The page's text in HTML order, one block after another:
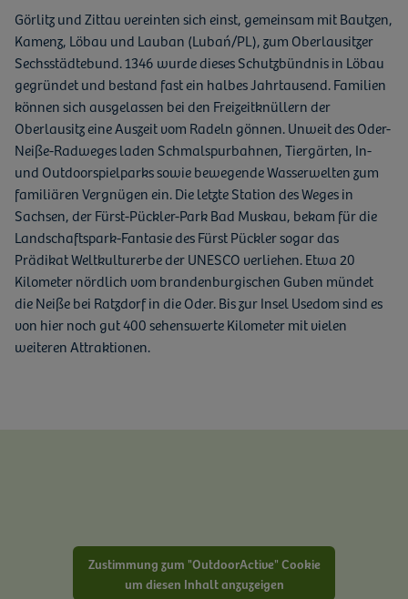
Görlitz und Zittau vereinten sich einst, gemeinsam mit Bautzen,
Kamenz, Löbau und Lauban (Lubań/PL), zum Oberlausitzer
Sechsstädtebund. 1346 wurde dieses Schutzbündnis in Löbau
gegründet und bestand fast ein halbes Jahrtausend. Familien
können sich ausgelassen bei den Freizeitknüllern der
Oberlausitz eine Auszeit vom Radeln gönnen. Unweit des Oder-
Neiße-Radweges laden Schmalspurbahnen, Tiergärten, In-
und Outdoorspielparks sowie bewegende Wasserwelten zum
familiären Vergnügen ein. Die letzte Station des Weges in
Sachsen, der Fürst-Pückler-Park Bad Muskau, bekam für die
Landschaftspark-Fantasie des Fürst Pückler sogar das
Prädikat Weltkulturerbe der UNESCO verliehen. Etwa 20
Kilometer nördlich vom brandenburgischen Guben mündet
die Neiße bei Ratzdorf in die Oder. Bis zur Insel Usedom sind es
von hier noch gut 400 sehenswerte Kilometer mit vielen
weiteren Attraktionen.
Zustimmung zum "OutdoorActive" Cookie
um diesen Inhalt anzuzeigen